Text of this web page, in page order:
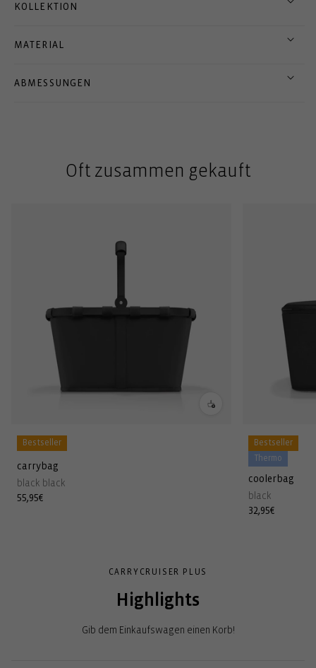
KOLLEKTION
MATERIAL
ABMESSUNGEN
Oft zusammen gekauft
Bestseller
carrybag
black black
Normaler
55,95€
Bestseller
Thermo
coolerbag
black
Normaler
32,95€
CARRYCRUISER PLUS
Highlights
Gib dem Einkaufswagen einen Korb!